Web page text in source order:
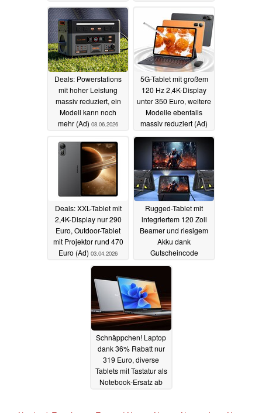
Deals: Powerstations
mit hoher Leistung
massiv reduziert, ein
Modell kann noch
mehr (Ad) 08.06.2026
5G-Tablet mit großem
120 Hz 2,4K-Display
unter 350 Euro, weitere
Modelle ebenfalls
massiv reduziert (Ad)
17.04.2026
Deals: XXL-Tablet mit
2,4K-Display nur 290
Euro, Outdoor-Tablet
mit Projektor rund 470
Euro (Ad) 03.04.2026
Rugged-Tablet mit
integriertem 120 Zoll
Beamer und riesigem
Akku dank
Gutscheincode
Schnäppchen! Laptop
dank 36% Rabatt nur
319 Euro, diverse
Tablets mit Tastatur als
Notebook-Ersatz ab